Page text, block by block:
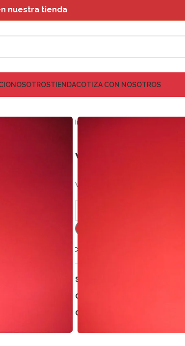
nuestra tienda
NOSOTROSTIENDACOTIZA CON NOSOTROS
Inicio VALVULA
VALVULA
VALVULA ESCAPE – UTB 530/
SKU:
Categoría:
Compartir: